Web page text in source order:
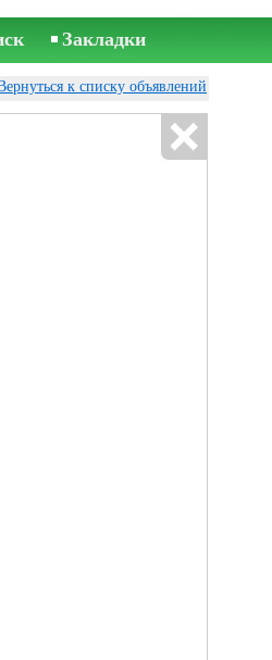
Закладки
к списку объявлений